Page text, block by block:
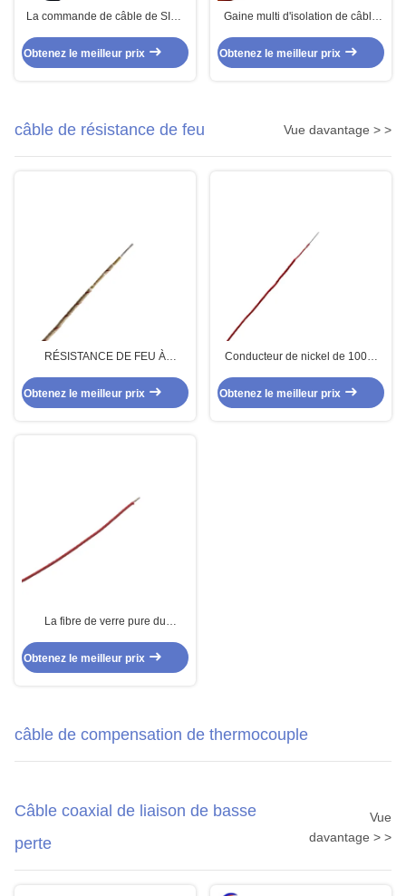
La commande de câble de SIHF
du noyau 2X0.75mm2 2 et le
câble multi de capteur de câble
Obtenez le meilleur prix
Gaine multi d'isolation de câble
3X14awg de SIHF 3 pour des
appareils de chauffage
Obtenez le meilleur prix
câble de résistance de feu Vue davantage > >
RÉSISTANCE DE FEU À
FIL DU MICA UL5107
Obtenez le meilleur prix
Conducteur de nickel de 100%
verre de 400 degrés
Obtenez le meilleur prix
La fibre de verre pure du
tressé le câble Gn400
Obtenez le meilleur prix
câble de compensation de thermocouple
Câble coaxial de liaison de basse
perte
Vue
davantage > >